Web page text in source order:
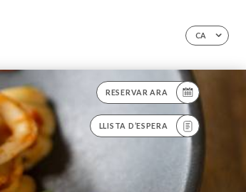
CA
RESERVAR ARA
LLISTA D’ESPERA